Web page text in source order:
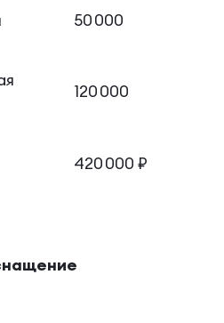
50 000
120 000
420 000 ₽